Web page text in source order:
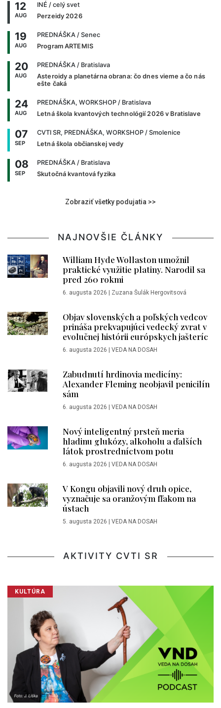
12
AUG
INÉ / celý svet
Perzeidy 2026
19
AUG
PREDNÁŠKA / Senec
Program ARTEMIS
20
AUG
PREDNÁŠKA / Bratislava
Asteroidy a planetárna obrana: čo dnes vieme a čo nás
ešte čaká
24
AUG
PREDNÁŠKA, WORKSHOP / Bratislava
Letná škola kvantových technológií 2026 v Bratislave
07
SEP
CVTI SR, PREDNÁŠKA, WORKSHOP / Smolenice
Letná škola občianskej vedy
08
SEP
PREDNÁŠKA / Bratislava
Skutočná kvantová fyzika
Zobraziť všetky podujatia >>
NAJNOVŠIE ČLÁNKY
William Hyde Wollaston umožnil
praktické využitie platiny. Narodil sa
pred 260 rokmi
6. augusta 2026 Zuzana Šulák Hergovitsová
Objav slovenských a poľských vedcov
prináša prekvapujúci vedecký zvrat v
evolučnej histórii európskych jašteríc
6. augusta 2026 VEDA NA DOSAH
Zabudnutí hrdinovia medicíny:
Alexander Fleming neobjavil penicilín
sám
6. augusta 2026 VEDA NA DOSAH
Nový inteligentný prsteň meria
hladinu glukózy, alkoholu a ďalších
látok prostredníctvom potu
6. augusta 2026 VEDA NA DOSAH
V Kongu objavili nový druh opice,
vyznačuje sa oranžovým fľakom na
ústach
5. augusta 2026 VEDA NA DOSAH
AKTIVITY CVTI SR
KULTÚRA